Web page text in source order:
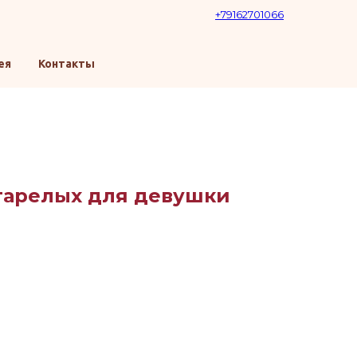
+79162701066
Контакты
для девушки